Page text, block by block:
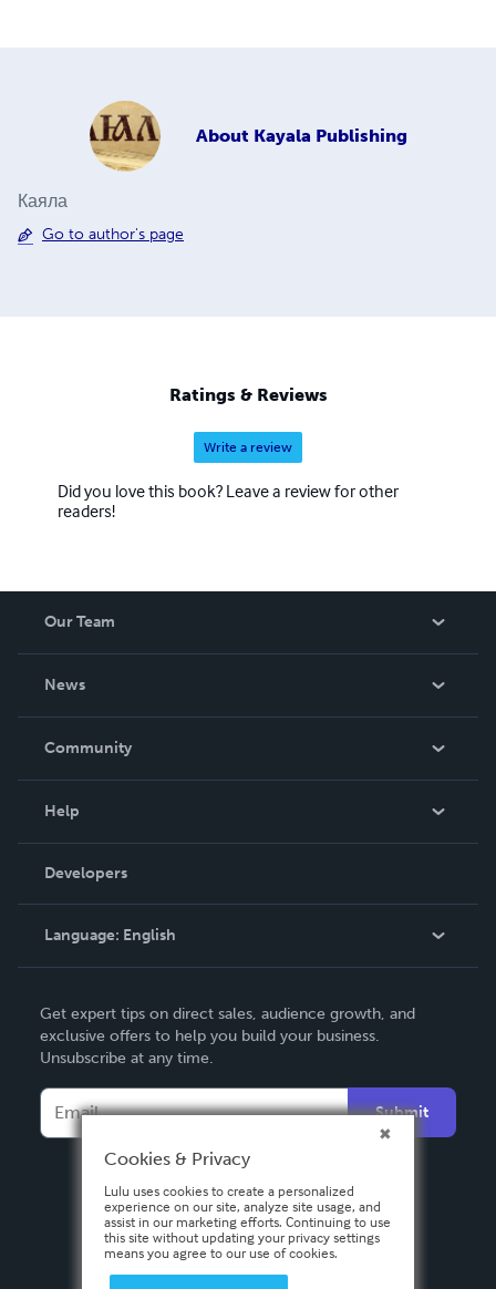
About Kayala Publishing
Каяла
Go to author's page
Ratings & Reviews
Write a review
Did you love this book? Leave a review for other
readers!
Our Team
News
In The News
Community
Podcast
Help
Order Lookup
Knowledge Base
Contact Support
Developers
Language: English
Deutsch
Français
Italiano
Español
Get expert tips on direct sales, audience growth, and
exclusive offers to help you build your business.
Unsubscribe at any time.
Submit
Cookies & Privacy
Lulu uses cookies to create a personalized
experience on our site, analyze site usage, and
assist in our marketing efforts. Continuing to use
this site without updating your privacy settings
means you agree to our use of cookies.